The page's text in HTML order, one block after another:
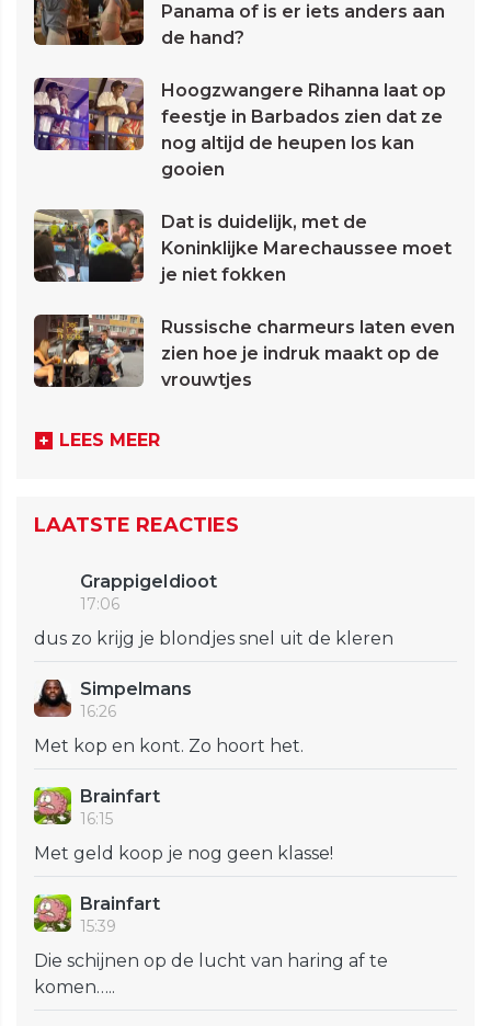
Panama of is er iets anders aan
de hand?
Hoogzwangere Rihanna laat op
feestje in Barbados zien dat ze
nog altijd de heupen los kan
gooien
Dat is duidelijk, met de
Koninklijke Marechaussee moet
je niet fokken
Russische charmeurs laten even
zien hoe je indruk maakt op de
vrouwtjes
LEES MEER
LAATSTE REACTIES
GrappigeIdioot
17:06
dus zo krijg je blondjes snel uit de kleren
Simpelmans
16:26
Met kop en kont. Zo hoort het.
Brainfart
16:15
Met geld koop je nog geen klasse!
Brainfart
15:39
Die schijnen op de lucht van haring af te
komen…..